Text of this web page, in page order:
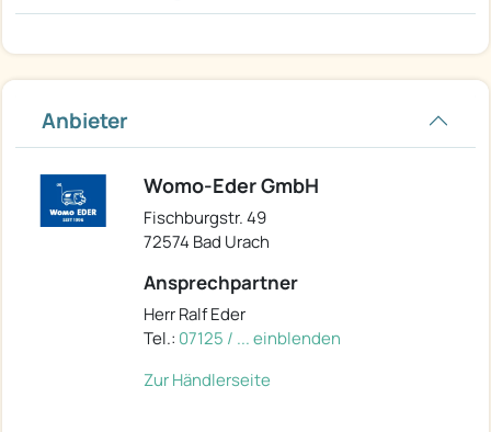
Anbieter
Womo-Eder GmbH
Fischburgstr. 49
72574 Bad Urach
Ansprechpartner
Herr Ralf Eder
Tel.: 07125 / ... einblenden
Zur Händlerseite